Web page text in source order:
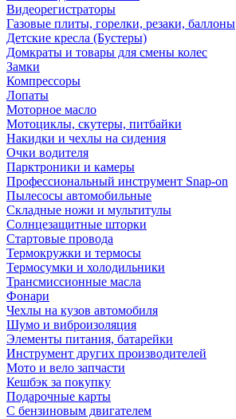
Видеорегистраторы
Газовые плиты, горелки, резаки, баллоны
Детские кресла (Бустеры)
Домкраты и товары для смены колес
Замки
Компрессоры
Лопаты
Моторное масло
Мотоциклы, скутеры, питбайки
Накидки и чехлы на сидения
Очки водителя
Парктроники и камеры
Профессиональный инструмент Snap-on
Пылесосы автомобильные
Складные ножи и мультитулы
Солнцезащитные шторки
Стартовые провода
Термокружки и термосы
Термосумки и холодильники
Трансмиссионные масла
Фонари
Чехлы на кузов автомобиля
Шумо и виброизоляция
Элементы питания, батарейки
Инструмент других производителей
Мото и вело запчасти
Кешбэк за покупку
Подарочные карты
С бензиновым двигателем